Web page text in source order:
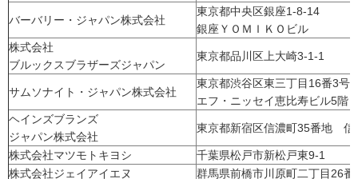
バーバリー・ジャパン株式会社
東京都中央区銀座1-8-14
銀座ＹＯＭＩＫＯビル
株式会社
ブルックスブラザーズジャパン
東京都品川区上大崎3-1-1
サムソナイト・ジャパン株式会社
東京都渋谷区東三丁目16番3
エフ・ニッセイ恵比寿ビル5階
ヘインズブランズ
ジャパン株式会社
東京都新宿区信濃町35番地 信
株式会社マツモトキヨシ
千葉県松戸市新松戸東9-1
株式会社ジェイアイエヌ
群馬県前橋市川原町二丁目26番